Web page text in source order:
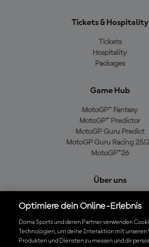
Tickets & Hospitality
Tickets
Hospitality
Packages
Game Hub
MotoGP™ Fantasy
MotoGP™ Predictor
MotoGP Guru Predict
MotoGP Guru Racing 25/
MotoGP™26
Über uns
Cookie-Richtlinien
Geschäftsbedingungen
Datenschutzrichtlinien
Kaufrichtlinie
Optimiere dein Online-Erlebnis
Dorna Sports und deren Partner verwenden
Technologien, um deine Interaktion mit unseren
Produkten und Diensten zu messen und dir